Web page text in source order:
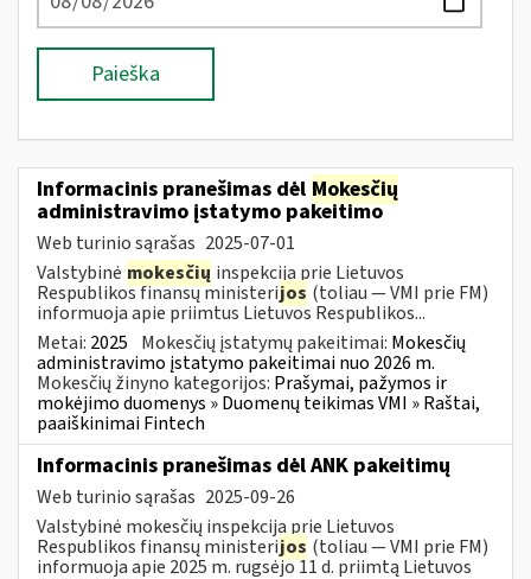
Paieška
Informacinis pranešimas dėl Mokesčių
administravimo įstatymo pakeitimo
Web turinio sąrašas 2025-07-01
Valstybinė mokesčių inspekcija prie Lietuvos
Respublikos finansų ministerijos (toliau — VMI prie FM)
informuoja apie priimtus Lietuvos Respublikos...
Metai: 2025 Mokesčių įstatymų pakeitimai: Mokesčių
administravimo įstatymo pakeitimai nuo 2026 m.
Mokesčių žinyno kategorijos: Prašymai, pažymos ir
mokėjimo duomenys » Duomenų teikimas VMI » Raštai,
paaiškinimai Fintech
Informacinis pranešimas dėl ANK pakeitimų
Web turinio sąrašas 2025-09-26
Valstybinė mokesčių inspekcija prie Lietuvos
Respublikos finansų ministerijos (toliau — VMI prie FM)
informuoja apie 2025 m. rugsėjo 11 d. priimtą Lietuvos